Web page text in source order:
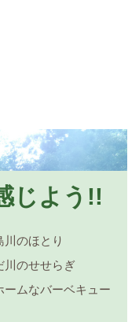
じよう!!
のほとり
川のせせらぎ
ムなバーベキュー